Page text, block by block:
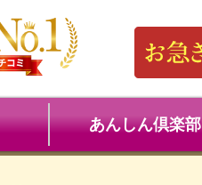
あんしん倶楽部